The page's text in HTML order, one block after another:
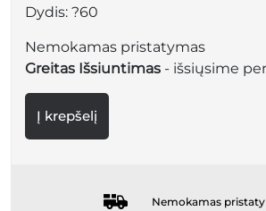
Dydis: ?60
Nemokamas pristatymas
Greitas Išsiuntimas - išsiųsime
Į krepšelį
Nemokamas